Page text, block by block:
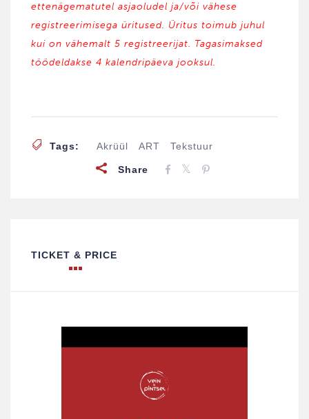
ettenägematutel asjaoludel ja/või vähese
registreerimisega üritused. Üritus toimub juhul
kui on vähemalt 5 registreerijat. Tagasimaksed
töödeldakse 4 kalendripäeva jooksul.
Tags: Akrüül ART Tekstuur
Share
TICKET & PRICE